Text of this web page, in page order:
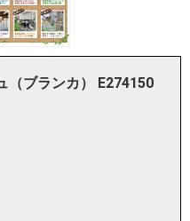
（ブランカ） E274150